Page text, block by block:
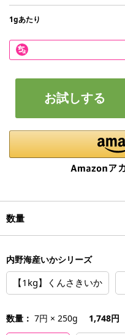
1gあたり
お試しする
数量
内野海産いかシリーズ
【1kg】くんさきいか
数量： 7円 × 250g 1,748円